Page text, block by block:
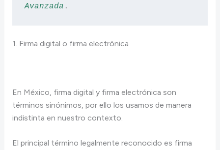
Avanzada .
1. Firma digital o firma electrónica
En México, firma digital y firma electrónica son
términos sinónimos, por ello los usamos de manera
indistinta en nuestro contexto.
El principal término legalmente reconocido es firma